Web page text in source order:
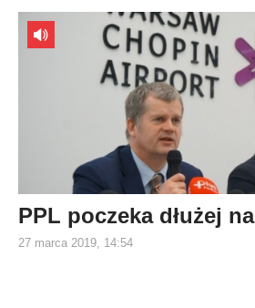
PPL poczeka dłużej
27 marca 2019, 14:54